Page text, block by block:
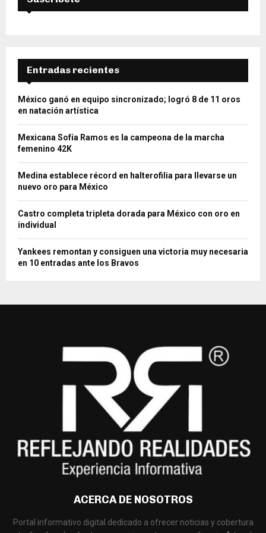
Entradas recientes
México ganó en equipo sincronizado; logró 8 de 11 oros
en natación artística
Mexicana Sofía Ramos es la campeona de la marcha
femenino 42K
Medina establece récord en halterofilia para llevarse un
nuevo oro para México
Castro completa tripleta dorada para México con oro en
individual
Yankees remontan y consiguen una victoria muy necesaria
en 10 entradas ante los Bravos
ACERCA DE NOSOTROS
Portal informativo digital dedicado a ofrecer noticias y cobertura